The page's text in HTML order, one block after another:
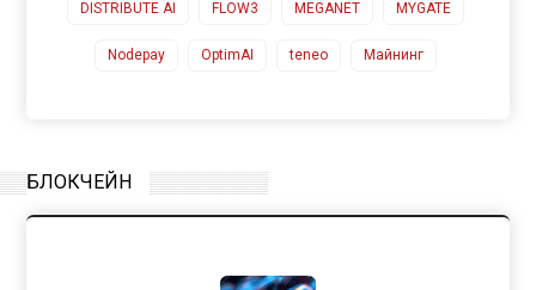
DISTRIBUTE AI FLOW3 MEGANET MYGATE
Nodepay OptimAI teneo Майнинг
БЛОКЧЕЙН